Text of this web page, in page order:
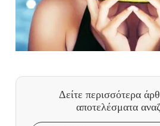
Δείτε περισσότερα
αποτελέσματα